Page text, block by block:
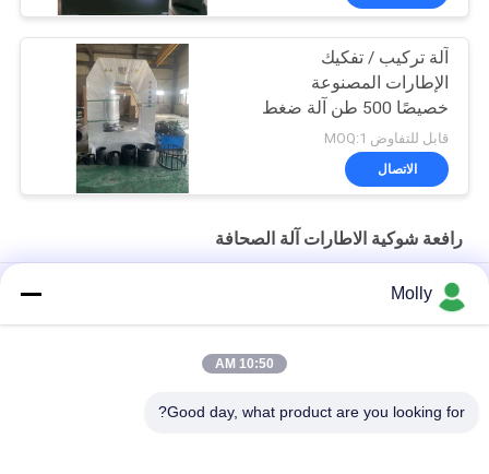
آلة تركيب / تفكيك
الإطارات المصنوعة
خصيصًا 500 طن آلة ضغط
الإطارات الصلبة 11
كيلوواط 480 فولت مع
قابل للتفاوض MOQ:1
الاتصال
رافعة شوكية الاطارات آلة الصحافة
TP 250 الجهاز الصناعي للنقل بالشوكة الإطارات الصلبة الإطارات
الهيدروليكية
Molly
10:50 AM
Good day, what product are you looking for?